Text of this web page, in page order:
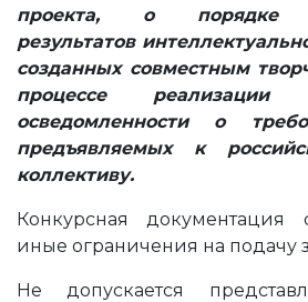
проекта, о порядке
результатов
созданных совместным
процессе
осведомленности о
предъявляемых к
коллективу.
Конкурсная документация
иные ограничения на подачу
Не допускается